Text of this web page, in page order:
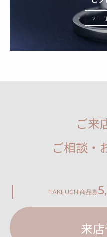
一
ご来
ご相談・
TAKEUCHI商品券
来